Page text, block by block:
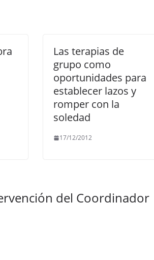
Las terapias de
grupo como
oportunidades para
establecer lazos y
romper con la
soledad
17/12/2012
del Coordinador